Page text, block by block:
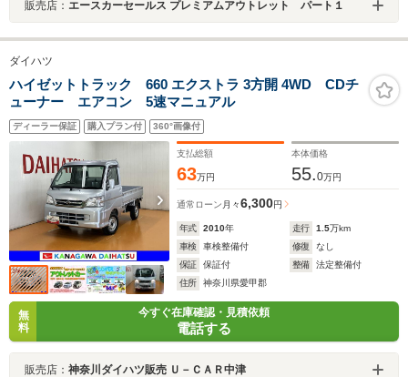
販売店： エースカーセールス プレミアムアウトレット パート１
ダイハツ
ハイゼットトラック 660 エクストラ 3方開 4WD CDチ
ューナー エアコン 5速マニュアル
ディーラー保証 購入プラン付 360°画像付
支払総額
63万円
本体価格
55.0万円
通常ローン 月々6,300円
年式 2010年 走行 1.5万km
車検
車検整備付 修復
なし
保証
保証付 整備
法定整備付
住所
神奈川県愛甲郡
無
料
今すぐ在庫確認・見積依頼
電話する
販売店： 神奈川ダイハツ販売 Ｕ－ＣＡＲ中津